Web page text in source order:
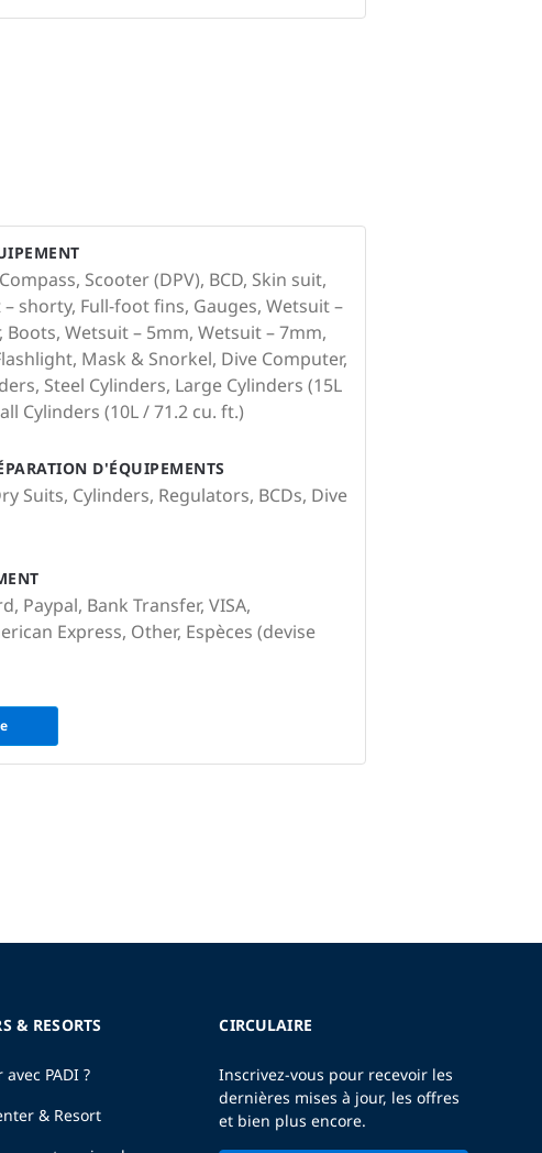
Scooter (DPV), BCD, Skin suit,
shorty, Full-foot fins, Gauges, Wetsuit –
Boots, Wetsuit – 5mm, Wetsuit – 7mm,
Mask & Snorkel, Dive Computer,
Steel Cylinders, Large Cylinders (15L
Cylinders (10L / 71.2 cu. ft.)
D'ÉQUIPEMENTS
Suits, Cylinders, Regulators, BCDs, Dive
Paypal, Bank Transfer, VISA,
Express, Other, Espèces (devise
& RESORTS
PADI ?
& Resort
CIRCULAIRE
Inscrivez-vous pour recevoir les
dernières mises à jour, les offres
et bien plus encore.